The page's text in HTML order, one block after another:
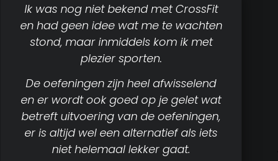
Ik was nog niet bekend met CrossFit
en had geen idee wat me te wachten
stond, maar inmiddels kom ik met
plezier sporten.
De oefeningen zijn heel afwisselend
en er wordt ook goed op je gelet wat
betreft uitvoering van de oefeningen,
er is altijd wel een alternatief als iets
niet helemaal lekker gaat.